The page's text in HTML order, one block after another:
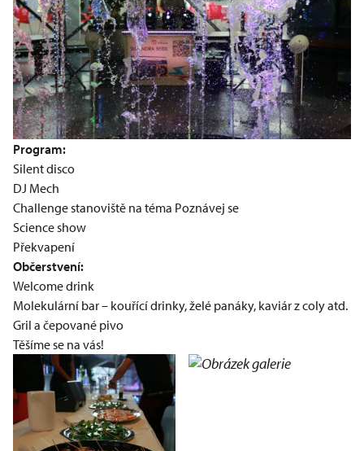
Program:
Silent disco
DJ Mech
Challenge stanoviště na téma Poznávej se
Science show
Překvapení
Občerstvení:
Welcome drink
Molekulární bar – kouřící drinky, želé panáky, kaviár z coly atd.
Gril a čepované pivo
Těšíme se na vás!